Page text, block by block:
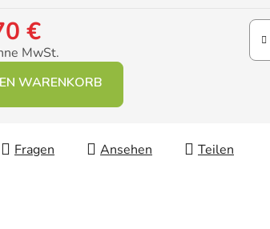
€
MwSt.
Fragen Ansehen Teilen